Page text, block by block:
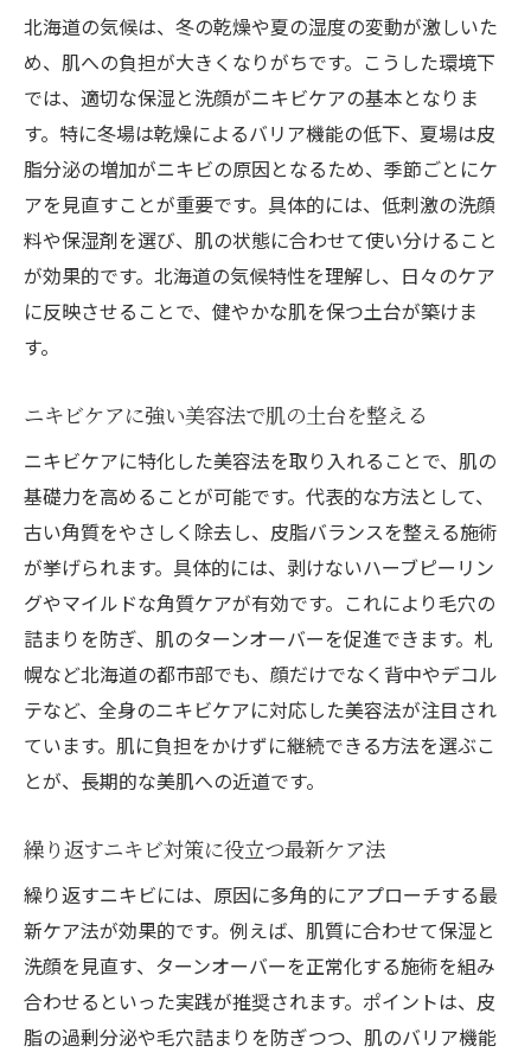
美容法で解決するニキビケアの新常識とは
肌質に合わせた美容法でニキビケアを強化
繰り返す肌荒れに役立つニキビケアアプロ
ーチ
美容法とニキビケアの相乗効果を高める方
法
肌トラブル予防に有効なニキビケア習慣
北海道女性のための美容法付きニキビケア
術
春夏秋冬で異なるニキビケアの基本対策
北海道の気候とニキビケアの最適な関係
季節変化に負けない美容法とニキビケア
乾燥や湿気に対応する肌ケアとニキビ予防
美容法で整える季節ごとのニキビケア習慣
変化に対応する北海道流のニキビケア術
美容皮膚科と皮膚科の違いを知る
ニキビケアに強い美容皮膚科と皮膚科の特
徴
美容皮膚科と皮膚科で異なる治療法の解説
較
美容皮膚科のニキビケアが選ばれる理由と
は
皮膚科と美容皮膚科の保険適用の違いを知
る
肌悩みに合わせたニキビケア先の選び方
北海道の気候は、冬の乾燥や夏の湿度の変動が激しいた
め、肌への負担が大きくなりがちです。こうした環境下
では、適切な保湿と洗顔がニキビケアの基本となりま
す。特に冬場は乾燥によるバリア機能の低下、夏場は皮
脂分泌の増加がニキビの原因となるため、季節ごとにケ
アを見直すことが重要です。具体的には、低刺激の洗顔
料や保湿剤を選び、肌の状態に合わせて使い分けること
が効果的です。北海道の気候特性を理解し、日々のケア
に反映させることで、健やかな肌を保つ土台が築けま
す。
ニキビケアに強い美容法で肌の土台を整える
ニキビケアに特化した美容法を取り入れることで、肌の
基礎力を高めることが可能です。代表的な方法として、
古い角質をやさしく除去し、皮脂バランスを整える施術
が挙げられます。具体的には、剥けないハーブピーリン
グやマイルドな角質ケアが有効です。これにより毛穴の
詰まりを防ぎ、肌のターンオーバーを促進できます。札
幌など北海道の都市部でも、顔だけでなく背中やデコル
テなど、全身のニキビケアに対応した美容法が注目され
ています。肌に負担をかけずに継続できる方法を選ぶこ
とが、長期的な美肌への近道です。
繰り返すニキビ対策に役立つ最新ケア法
繰り返すニキビには、原因に多角的にアプローチする最
新ケア法が効果的です。例えば、肌質に合わせて保湿と
洗顔を見直す、ターンオーバーを正常化する施術を組み
合わせるといった実践が推奨されます。ポイントは、皮
脂の過剰分泌や毛穴詰まりを防ぎつつ、肌のバリア機能